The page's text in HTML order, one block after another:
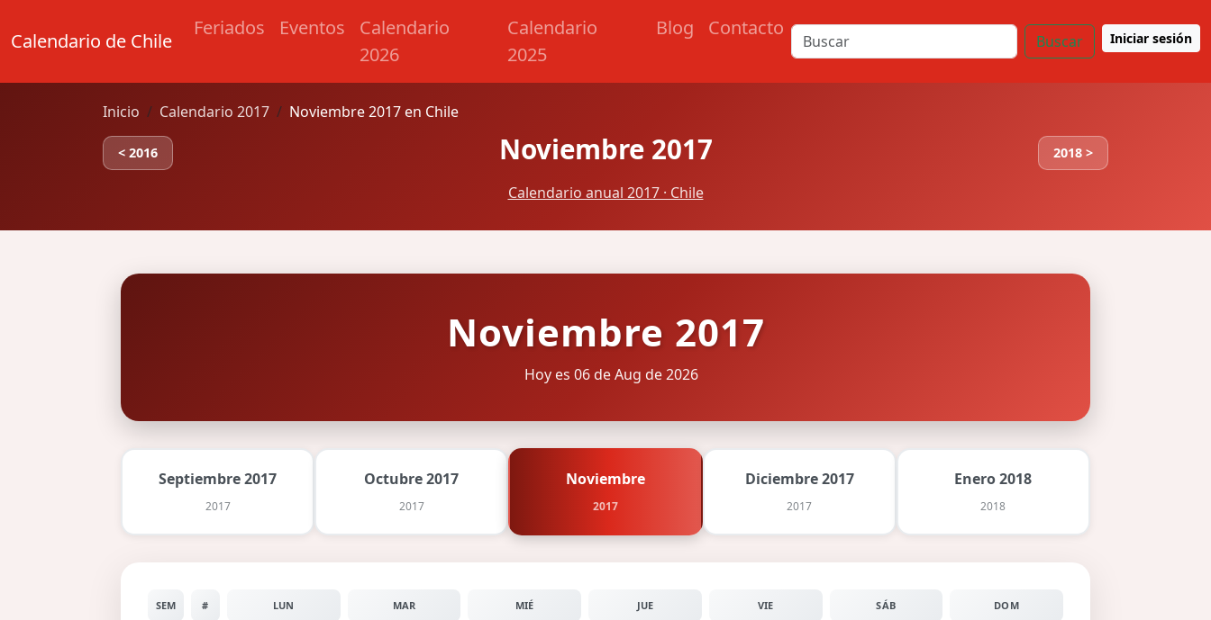
Calendario de Chile
Feriados Eventos
Calendario
2026
Calendario
2025
Blog Contacto
Buscar Iniciar sesión
Inicio Calendario 2017 Noviembre 2017 en Chile
< 2016 Noviembre 2017 2018 >
Calendario anual 2017 · Chile
Noviembre 2017
Hoy es 06 de Aug de 2026
Septiembre 2017
2017
Octubre 2017
2017
Noviembre
2017
Diciembre 2017
2017
Enero 2018
2018
SEM # LUN MAR MIÉ JUE VIE SÁB DOM